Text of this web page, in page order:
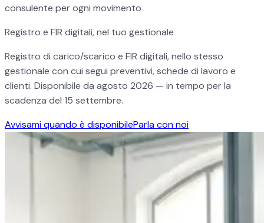
consulente per ogni movimento
Registro e FIR digitali, nel tuo gestionale
Registro di carico/scarico e FIR digitali, nello stesso
gestionale con cui segui preventivi, schede di lavoro e
clienti. Disponibile da agosto 2026 — in tempo per la
scadenza del 15 settembre.
Avvisami quando è disponibileParla con noi